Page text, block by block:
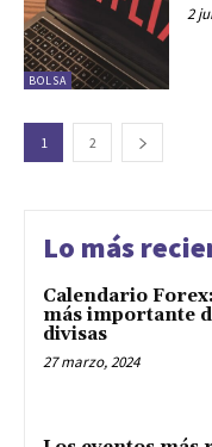
BOLSA
2
1 2
Lo más
Calendario
más importante
divisas
27 marzo, 2024